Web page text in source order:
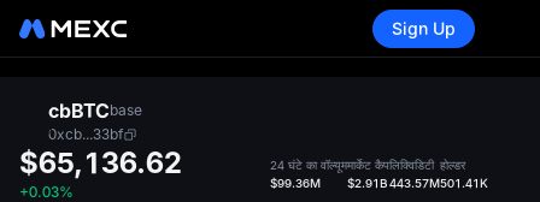
Sign Up
cbBTCbase
0xcb...33bf
$65,136.62
+0.03%
24 घंटे का वॉल्यूम
$99.36M
मार्केट कैप
$2.91B
लिक्विडिटी
443.57M
होल्डर
501.41K